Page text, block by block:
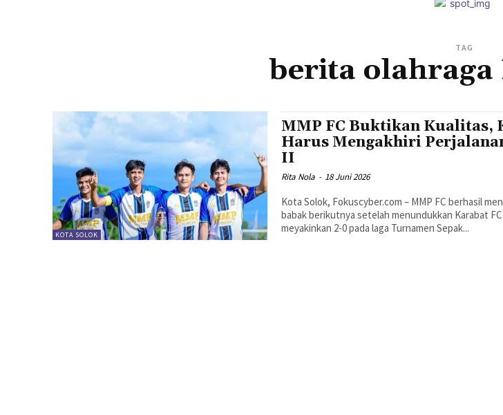
TAG
berita olahraga
KOTA SOLOK
MMP FC Buktikan Kualitas,
Harus Mengakhiri
II
Rita Nola - 18 Juni 2026
Kota Solok, Fokuscyber.com – MMP FC berhasil
babak berikutnya setelah menundukkan Karabat
meyakinkan 2-0 pada laga Turnamen Sepak...